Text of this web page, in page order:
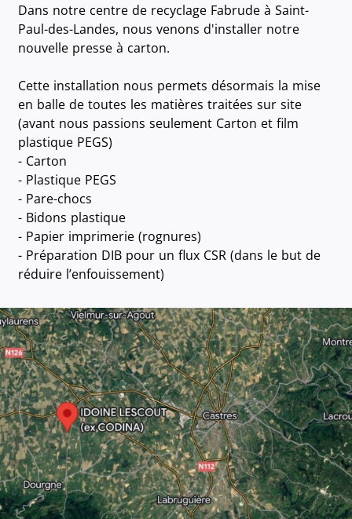
Dans notre centre de recyclage Fabrude à Saint-
Paul-des-Landes, nous venons d'installer notre
nouvelle presse à carton.
Cette installation nous permets désormais la mise
en balle de toutes les matières traitées sur site
(avant nous passions seulement Carton et film
plastique PEGS)
- Carton
- Plastique PEGS
- Pare-chocs
- Bidons plastique
- Papier imprimerie (rognures)
- Préparation DIB pour un flux CSR (dans le but de
réduire l’enfouissement)